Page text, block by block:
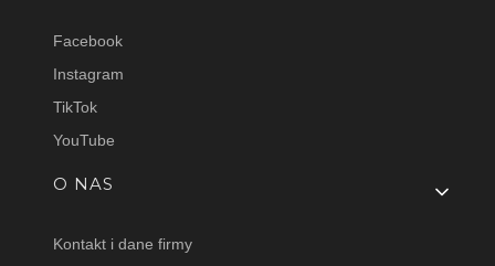
Facebook
Instagram
TikTok
YouTube
O NAS
Kontakt i dane firmy